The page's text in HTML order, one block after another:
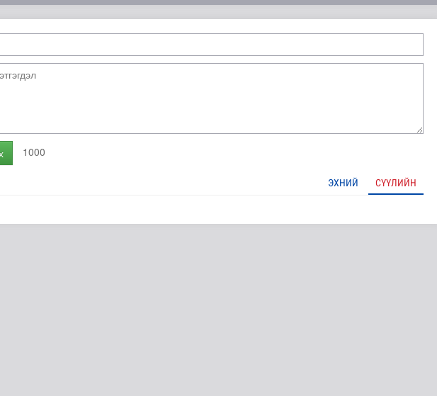
Эртний ойг хамгаалахын тулд Канадын иргэд мод бэлтгэгчдийн замыг хааж байна
1000
ЭХНИЙ СҮҮЛИЙН